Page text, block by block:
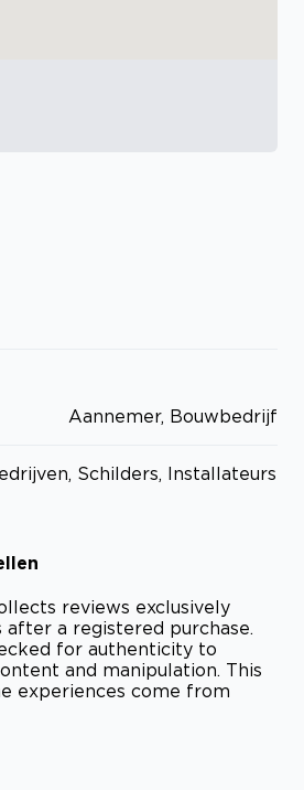
Aannemer, Bouwbedrijf
Schilders, Installateurs
reviews exclusively
a registered purchase.
for authenticity to
and manipulation. This
experiences come from